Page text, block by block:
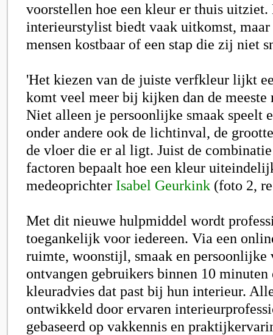
voorstellen hoe een kleur er thuis uitziet.
interieurstylist biedt vaak uitkomst,
mensen kostbaar of een stap die zij niet
'Het kiezen van de juiste verfkleur lijkt
komt veel meer bij kijken dan de meeste
Niet alleen je persoonlijke smaak speelt
onder andere ook de lichtinval, de
de vloer die er al ligt. Juist de
factoren bepaalt hoe een kleur
medeoprichter Isabel Geurkink (foto 2,
Met dit nieuwe hulpmiddel wordt
toegankelijk voor iedereen. Via een
ruimte, woonstijl, smaak en persoonlijke
ontvangen gebruikers binnen 10 minuten
kleuradvies dat past bij hun interieur.
ontwikkeld door ervaren
gebaseerd op vakkennis en